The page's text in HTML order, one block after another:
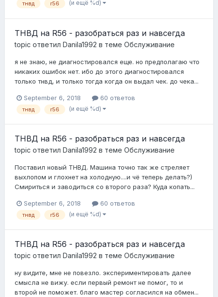
тнвд r56 (и ещё %d)
ТНВД на R56 - разобраться раз и навсегда
topic ответил Danila1992 в теме Обслуживание
я не знаю, не диагностировался еще. но предполагаю что
никаких ошибок нет. ибо до этого диагностировался
только тнвд, и только тогда когда он выдал чек. до чека...
September 6, 2018 60 ответов
тнвд r56 (и ещё %d)
ТНВД на R56 - разобраться раз и навсегда
topic ответил Danila1992 в теме Обслуживание
Поставил новый ТНВД. Машина точно так же стреляет
выхлопом и глохнет на холодную....и чё теперь делать?)
Смириться и заводиться со второго раза? Куда копать...
September 6, 2018 60 ответов
тнвд r56 (и ещё %d)
ТНВД на R56 - разобраться раз и навсегда
topic ответил Danila1992 в теме Обслуживание
ну видите, мне не повезло. экспериментировать далее
смысла не вижу. если первый ремонт не помог, то и
второй не поможет. благо мастер согласился на обмен...